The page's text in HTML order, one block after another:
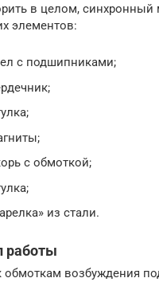
в целом, синхронный
элементов:
с подшипниками;
с обмоткой;
из стали.
работы
обмоткам возбуждения